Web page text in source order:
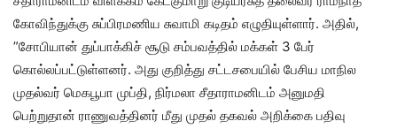
கோவிந்துக்கு சுப்பிரமணிய சுவாமி கடிதம் எழுதியுள்ளார். அதில்,
”சோபியான் துப்பாக்கிச் சூடு சம்பவத்தில் மக்கள் 3 பேர்
கொல்லப்பட்டுள்ளனர். அது குறித்து சட்டசபையில் பேசிய மாநில
முதல்வர் மெகபூபா முப்தி, நிர்மலா சீதாராமனிடம் அனுமதி
பெற்றுதான் ராணுவத்தினர் மீது முதல் தகவல் அறிக்கை பதிவு